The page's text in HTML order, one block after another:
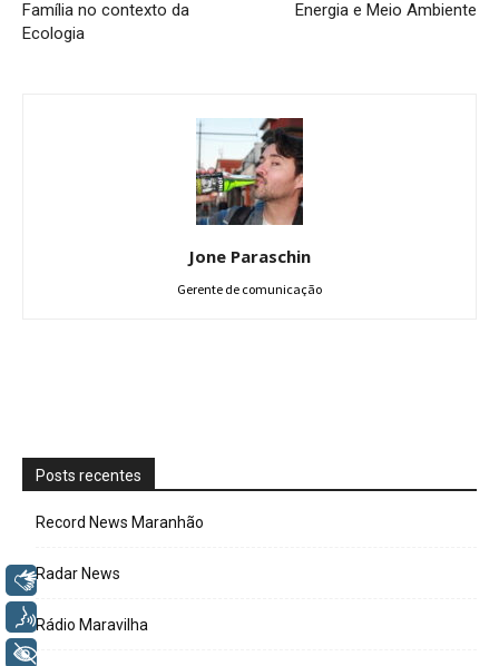
Família no contexto da
Ecologia
Energia e Meio Ambiente
Jone Paraschin
Gerente de comunicação
Posts recentes
Record News Maranhão
Radar News
Rádio Maravilha
Libras
Voz